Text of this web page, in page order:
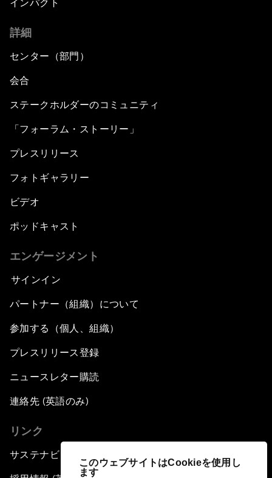
このウェブサイトはCookieを使用し
ます
インパクト
詳細
センター（部門）
会合
ステークホルダーのコミュニティ
「フォーラム・ストーリー」
プレスリリース
フォトギャラリー
ビデオ
ポッドキャスト
エンゲージメント
サインイン
パートナー（組織）について
参加する（個人、組織）
プレスリリース登録
ニュースレター購読
連絡先 (英語のみ)
リンク
サステナビリティへの取り組み